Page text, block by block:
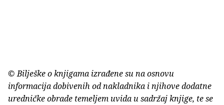
© Bilješke o knjigama izrađene su na osnovu
informacija dobivenih od nakladnika i njihove dodatne
uredničke obrade temeljem uvida u sadržaj knjige, te se